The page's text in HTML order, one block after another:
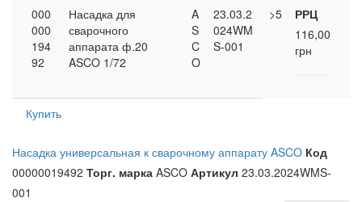
000
000
194
92
Насадка для
сварочного
аппарата ф.20
ASCO 1/72
A
S
C
O
23.03.2
024WM
S-001
>5
РРЦ
116,00
грн
Купить
Насадка универсальная к сварочному аппарату ASCO Код
00000019492 Торг. марка ASCO Артикул 23.03.2024WMS-
001